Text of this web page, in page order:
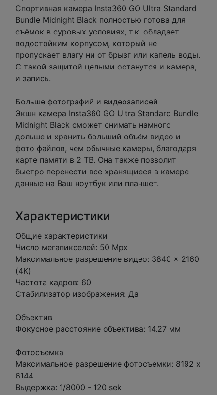
Спортивная камера Insta360 GO Ultra Standard
Bundle Midnight Black полностью готова для
съёмок в суровых условиях, т.к. обладает
водостойким корпусом, который не
пропускает влагу ни от брызг или капель воды.
С такой защитой целыми останутся и камера,
и запись.
Больше фотографий и видеозаписей
Экшн камера Insta360 GO Ultra Standard Bundle
Midnight Black сможет снимать намного
дольше и хранить больший объём видео и
фото файлов, чем обычные камеры, благодаря
карте памяти в 2 TB. Она также позволит
быстро перенести все хранящиеся в камере
данные на Ваш ноутбук или планшет.
Характеристики
Общие характеристики
Число мегапикселей: 50 Mpx
Максимальное разрешение видео: 3840 × 2160
(4K)
Частота кадров: 60
Стабилизатор изображения: Да
Объектив
Фокусное расстояние объектива: 14.27 мм
Фотосъемка
Максимальное разрешение фотосъемки: 8192 x
6144
Выдержка: 1/8000 - 120 sek